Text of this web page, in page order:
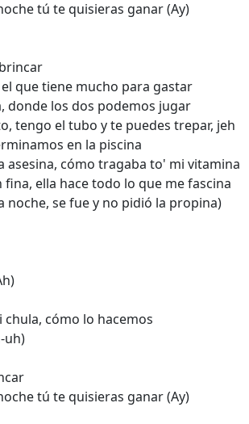
tú te quisieras ganar (Ay)
que tiene mucho para gastar
donde los dos podemos jugar
tengo el tubo y te puedes trepar, jeh
en la piscina
asesina, cómo tragaba to' mi vitamina
ella hace todo lo que me fascina
noche, se fue y no pidió la propina)
chula, cómo lo hacemos
uh)
tú te quisieras ganar (Ay)